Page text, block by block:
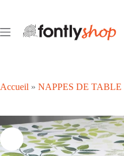
contenu
Accueil » NAPPES DE TABLE